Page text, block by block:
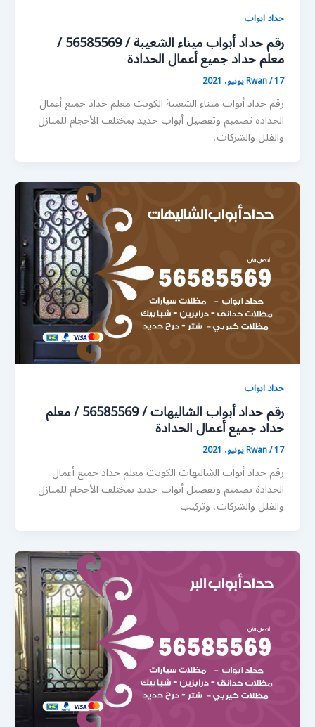
حداد ابواب
رقم حداد أبواب ميناء الشعيبة / 56585569 /
معلم حداد جميع أعمال الحدادة
Rwan/17 يونيو، 2021
رقم حداد أبواب ميناء الشعيبة الكويت معلم حداد جميع أعمال
الحدادة تصميم وتفصيل أبواب حديد بمختلف الأحجام للمنازل
والفلل والشركات،
حداد ابواب
رقم حداد أبواب الشاليهات / 56585569 / معلم
حداد جميع أعمال الحدادة
Rwan/17 يونيو، 2021
رقم حداد أبواب الشاليهات الكويت معلم حداد جميع أعمال
الحدادة تصميم وتفصيل أبواب حديد بمختلف الأحجام للمنازل
والفلل والشركات، وتركيب